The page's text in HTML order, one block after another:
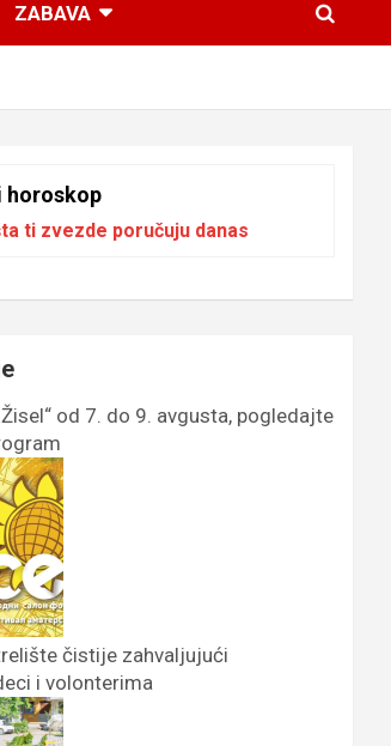
ZABAVA
horoskop
ti zvezde poručuju danas
od 7. do 9. avgusta, pogledajte
čistije zahvaljujući
i volonterima